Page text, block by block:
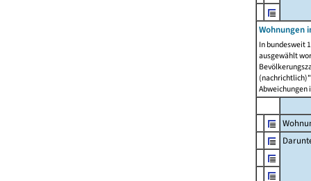
Wohnungen
In bundesweit
ausgewählt
Abweichungen